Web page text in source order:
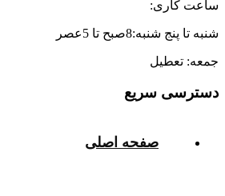
ساعت کاری:
شنبه تا پنج شنبه:8صبح تا 5عصر
جمعه: تعطیل
دسترسی سریع
صفحه اصلی